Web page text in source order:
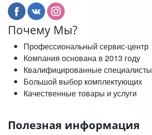
Почему Мы?
Профессиональный сервис-центр
Компания основана в 2013 году
Квалифицированные специалисты
Большой выбор комплектующих
Качественные товары и услуги
Полезная информация